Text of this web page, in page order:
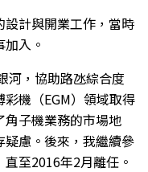
計與開業工作，當時
入。
河，協助路氹綜合度
機（EGM）領域取得
子機業務的市場地
慮。後來，我繼續參
至2016年2月離任。